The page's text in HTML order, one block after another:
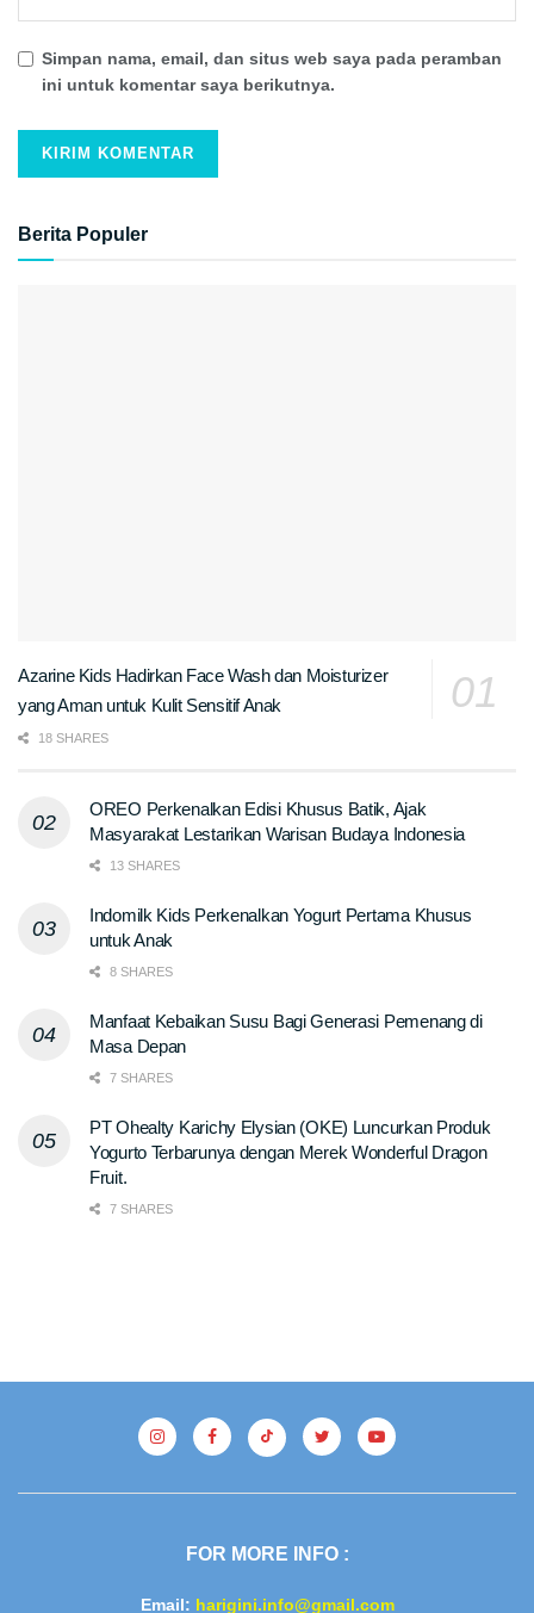
Simpan nama, email, dan situs web saya pada peramban
ini untuk komentar saya berikutnya.
Berita Populer
Azarine Kids Hadirkan Face Wash dan Moisturizer
yang Aman untuk Kulit Sensitif Anak
18 SHARES
OREO Perkenalkan Edisi Khusus Batik, Ajak
Masyarakat Lestarikan Warisan Budaya Indonesia
13 SHARES
Indomilk Kids Perkenalkan Yogurt Pertama Khusus
untuk Anak
8 SHARES
Manfaat Kebaikan Susu Bagi Generasi Pemenang di
Masa Depan
7 SHARES
PT Ohealty Karichy Elysian (OKE) Luncurkan Produk
Yogurto Terbarunya dengan Merek Wonderful Dragon
Fruit.
7 SHARES
FOR MORE INFO :
Email: harigini.info@gmail.com